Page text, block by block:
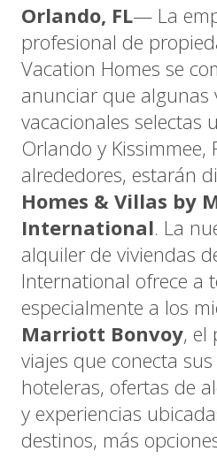
Orlando, FL— La
profesional de
Vacation Homes se
anunciar que algunas
vacacionales selectas
Orlando y Kissimmee,
alrededores, estarán
Homes & Villas by
International. La
alquiler de viviendas
International ofrece a
especialmente a los
Marriott Bonvoy, el
viajes que conecta
hoteleras, ofertas de
y experiencias
destinos, más